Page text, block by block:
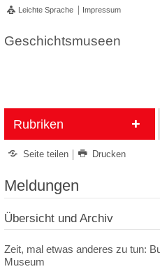
Leichte Sprache Impressum
Geschichtsmuseen
Rubriken
Seite teilen Drucken
Meldungen
Übersicht und Archiv
Zeit, mal etwas anderes zu tun:
Museum